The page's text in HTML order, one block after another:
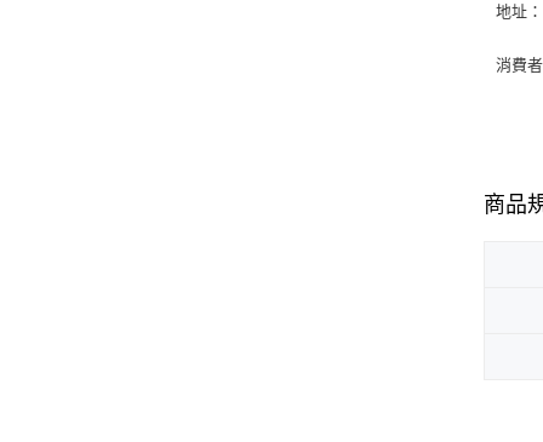
地址
消費
商品